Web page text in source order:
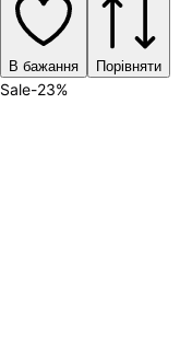
В бажання Порівняти
Sale-23%